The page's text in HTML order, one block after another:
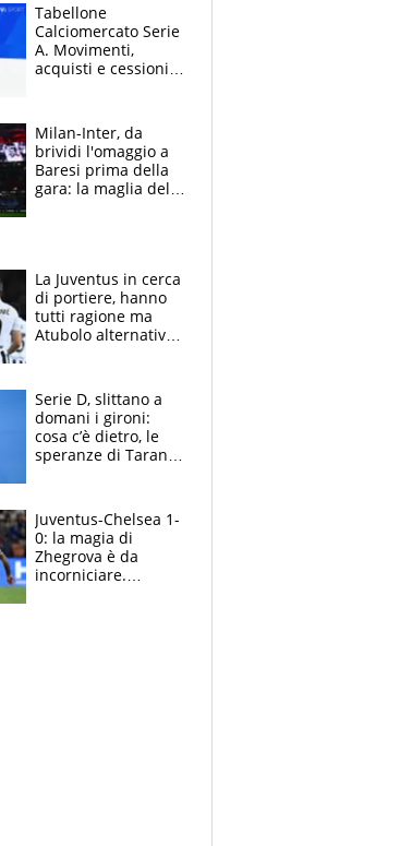
Tabellone
Calciomercato Serie
A. Movimenti,
acquisti e cessioni:
Milan-Inter, da
brividi l'omaggio a
Baresi prima della
gara: la maglia del
La Juventus in cerca
di portiere, hanno
tutti ragione ma
Atubolo alternativa
rimane Milinkovic-
Savic
Serie D, slittano a
domani i gironi:
cosa c’è dietro, le
speranze di Taranto
Juventus-Chelsea 1-
0: la magia di
Zhegrova è da
incorniciare.